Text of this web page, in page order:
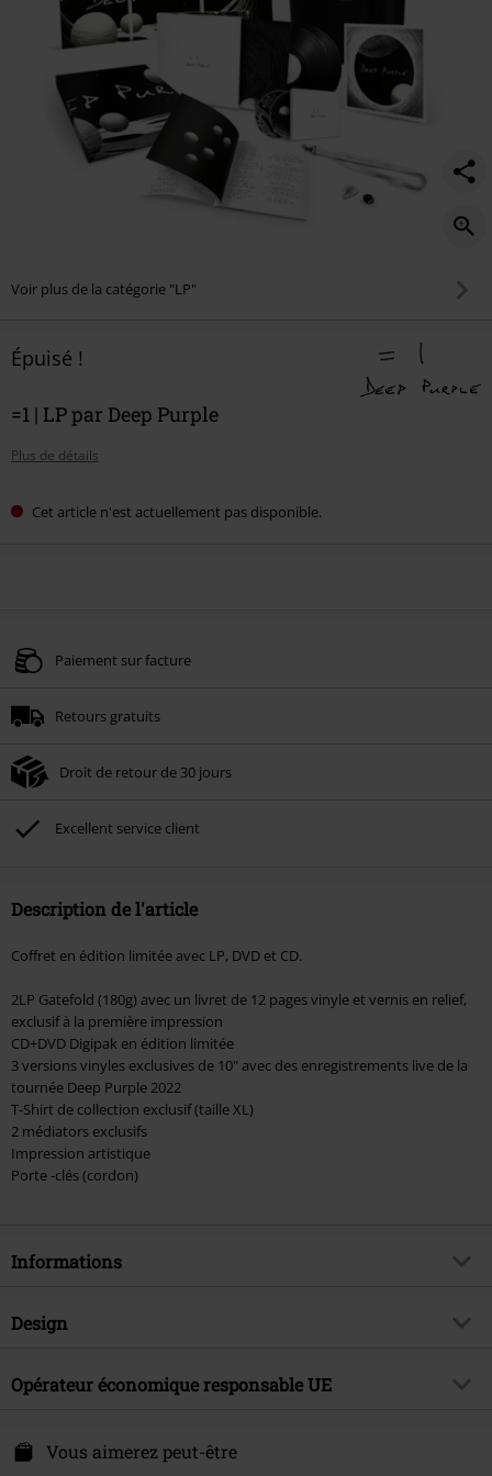
Voir plus de la catégorie "LP"
Épuisé !
=1 | LP par Deep Purple
Plus de détails
Cet article n'est actuellement pas disponible.
Paiement sur facture
Retours gratuits
Droit de retour de 30 jours
Excellent service client
Description de l'article
Coffret en édition limitée avec LP, DVD et CD.
2LP Gatefold (180g) avec un livret de 12 pages vinyle et vernis en relief,
exclusif à la première impression
CD+DVD Digipak en édition limitée
3 versions vinyles exclusives de 10" avec des enregistrements live de la
tournée Deep Purple 2022
T-Shirt de collection exclusif (taille XL)
2 médiators exclusifs
Impression artistique
Porte -clés (cordon)
Informations
Article n°.
Genre (musique)
Hard Rock
bestOf
Design
Catégorie de produit
Opérateur économique responsable UE
Neumühlen 17
Vous aimerez peut-être